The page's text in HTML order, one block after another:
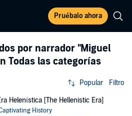
Pruébalo ahora
por narrador "Miguel
Todas las categorías
Popular Filtro
Helenística [The Hellenistic Era]
History